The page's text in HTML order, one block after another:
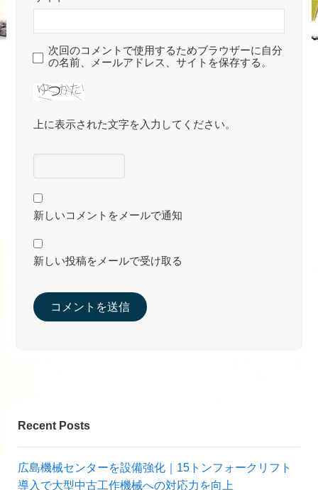
次回のコメントで使用するためブラウザーに自分
の名前、メールアドレス、サイトを保存する。
上に表示された文字を入力してください。
新しいコメントをメールで通知
新しい投稿をメールで受け取る
Recent Posts
広島機械センターを設備強化｜15トンフォークリフト
導入で大型中古工作機械への対応力を向上